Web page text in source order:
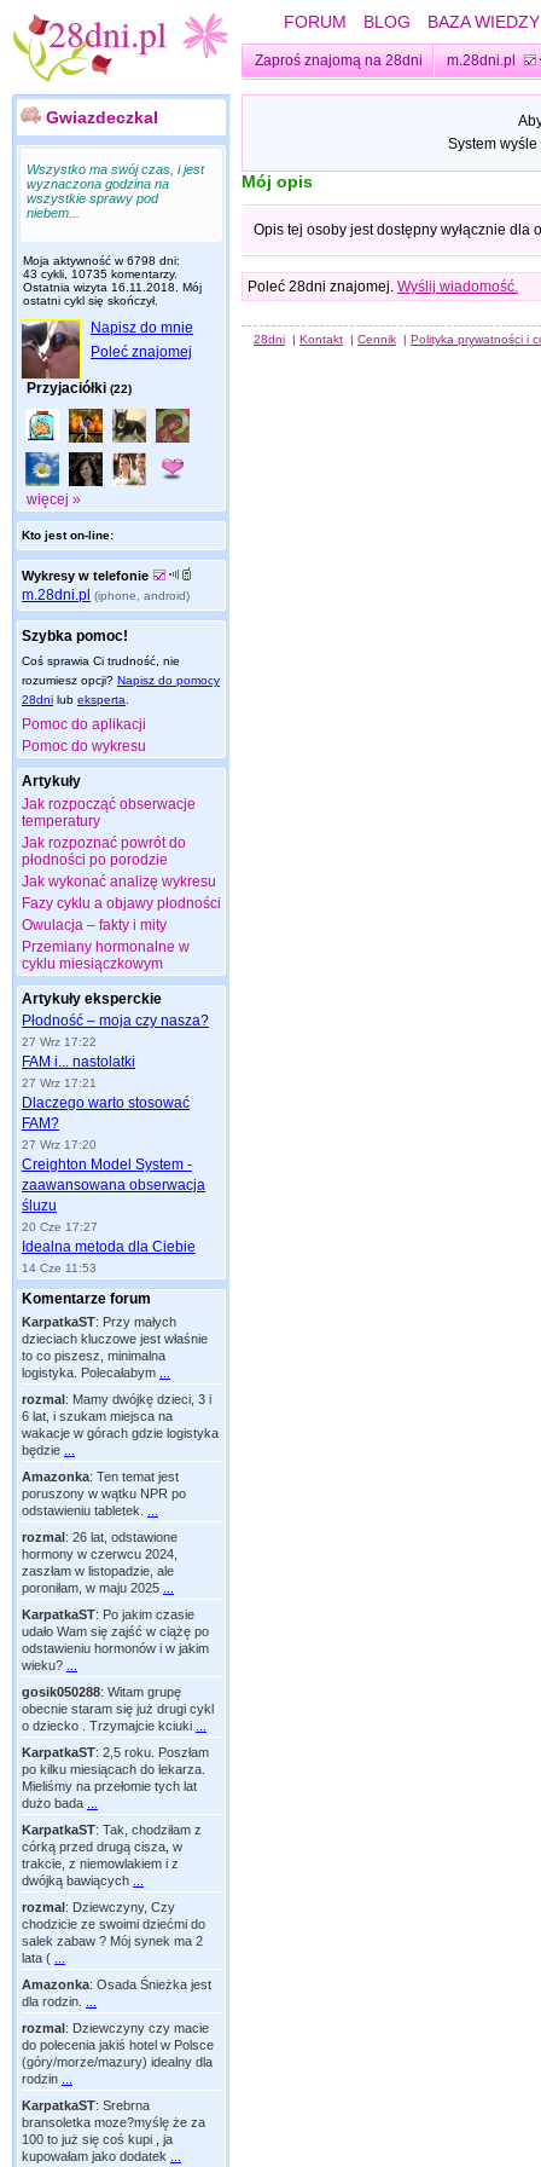
FORUM BLOG BAZA WIEDZY
Zaproś znajomą na 28dni m.28dni.pl
GwiazdeczkaI
Wszystko ma swój czas, i jest
wyznaczona godzina na
wszystkie sprawy pod
niebem...
Moja aktywność w 6798 dni:
43 cykli, 10735 komentarzy.
Ostatnia wizyta 16.11.2018 . Mój
ostatni cykl się skończył.
Napisz do mnie
Poleć znajomej
Przyjaciółki (22)
więcej »
Kto jest on-line:
Wykresy w telefonie
m.28dni.pl (iphone, android)
Szybka pomoc!
Coś sprawia Ci trudność, nie
rozumiesz opcji? Napisz do pomocy
28dni lub eksperta
Pomoc do aplikacji
Pomoc do wykresu
Artykuły
Jak rozpocząć obserwacje
temperatury
Jak rozpoznać powrót do
płodności po porodzie
Jak wykonać analizę wykresu
Fazy cyklu a objawy płodności
Owulacja – fakty i mity
Przemiany hormonalne w
cyklu miesiączkowym
Artykuły eksperckie
Płodność – moja czy nasza?
27 Wrz 17:22
FAM i... nastolatki
27 Wrz 17:21
Dlaczego warto stosować
FAM?
27 Wrz 17:20
Creighton Model System -
zaawansowana obserwacja
śluzu
20 Cze 17:27
Idealna metoda dla Ciebie
14 Cze 11:53
Komentarze forum
KarpatkaST: Przy małych
dzieciach kluczowe jest właśnie
to co piszesz, minimalna
logistyka. Polecałabym
rozmal: Mamy dwójkę dzieci, 3 i
6 lat, i szukam miejsca na
wakacje w górach gdzie logistyka
będzie
Amazonka: Ten temat jest
poruszony w wątku NPR po
odstawieniu tabletek.
rozmal: 26 lat, odstawione
hormony w czerwcu 2024,
zaszłam w listopadzie, ale
poroniłam, w maju 2025
KarpatkaST: Po jakim czasie
udało Wam się zajść w ciążę po
odstawieniu hormonów i w jakim
wieku?
gosik050288: Witam grupę
obecnie staram się już drugi cykl
o dziecko . Trzymajcie kciuki
KarpatkaST: 2,5 roku. Poszłam
po kilku miesiącach do lekarza.
Mieliśmy na przełomie tych lat
dużo bada
KarpatkaST: Tak, chodziłam z
córką przed drugą cisza, w
trakcie, z niemowlakiem i z
dwójką bawiących
rozmal: Dziewczyny, Czy
chodzicie ze swoimi dziećmi do
salek zabaw ? Mój synek ma 2
lata (
Amazonka: Osada Śnieżka jest
dla rodzin.
rozmal: Dziewczyny czy macie
do polecenia jakiś hotel w Polsce
(góry/morze/mazury) idealny dla
rodzin
KarpatkaST: Srebrna
bransoletka moze?myślę że za
100 to już się coś kupi , ja
kupowałam jako dodatek
System
Mój opis
Opis tej osoby jest dostępny wyłącznie dla
Poleć 28dni znajomej. Wyślij wiadomość.
28dni | Kontakt | Cennik | Polityka prywatności i